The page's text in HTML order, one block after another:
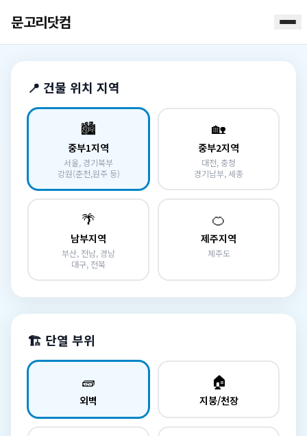
문고리닷컴
📍 건물 위치 지역
🏙️
중부1지역
서울, 경기북부
강원(춘천,원주 등)
🏡
중부2지역
대전, 충청
경기남부, 세종
🌴
남부지역
부산, 전남, 경남
대구, 전북
🍊
제주지역
제주도
🏗️ 단열 부위
🧱
외벽
🏠
지붕/천장